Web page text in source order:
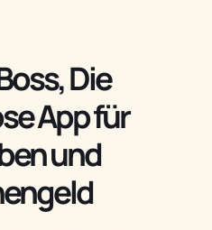
Die
App für
und